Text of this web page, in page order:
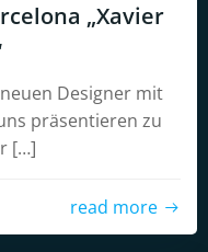
„Xavier
Designer mit
präsentieren zu
[…]
read more